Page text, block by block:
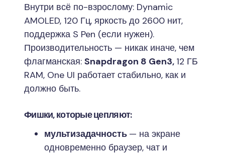
Внутри всё по-взрослому: Dynamic
AMOLED, 120 Гц, яркость до 2600 нит,
поддержка S Pen (если нужен).
Производительность — никак иначе, чем
флагманская: Snapdragon 8 Gen3, 12 ГБ
RAM, One UI работает стабильно, как и
должно быть.
Фишки, которые цепляют:
мультизадачность — на экране
одновременно браузер, чат и